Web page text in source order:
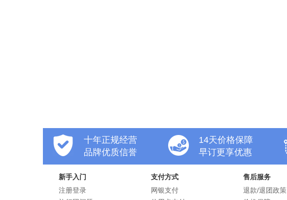
十年正规经营
品牌优质信誉
14天价格保障
早订更享优惠
新手入门
注册登录
支付方式
网银支付
售后服务
退款/退团政策